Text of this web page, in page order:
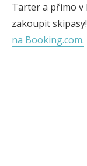
Tarter a přímo v
zakoupit skipasy!
na Booking.com.